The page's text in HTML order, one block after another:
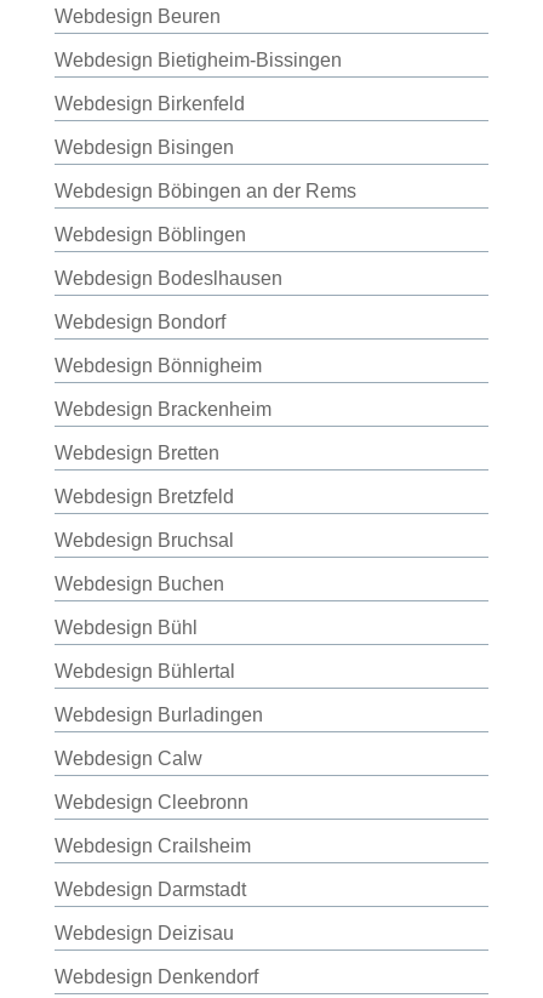
Webdesign Beuren
Webdesign Bietigheim-Bissingen
Webdesign Birkenfeld
Webdesign Bisingen
Webdesign Böbingen an der Rems
Webdesign Böblingen
Webdesign Bodeslhausen
Webdesign Bondorf
Webdesign Bönnigheim
Webdesign Brackenheim
Webdesign Bretten
Webdesign Bretzfeld
Webdesign Bruchsal
Webdesign Buchen
Webdesign Bühl
Webdesign Bühlertal
Webdesign Burladingen
Webdesign Calw
Webdesign Cleebronn
Webdesign Crailsheim
Webdesign Darmstadt
Webdesign Deizisau
Webdesign Denkendorf